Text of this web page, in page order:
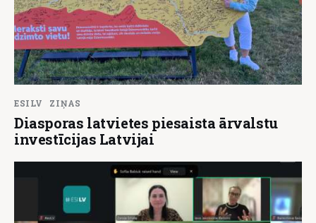
ESILV ZIŅAS
Diasporas latvietes piesaista ārvalstu
investīcijas Latvijai